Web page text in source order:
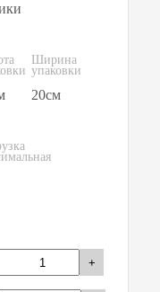
Ширина
упаковки
20см
+